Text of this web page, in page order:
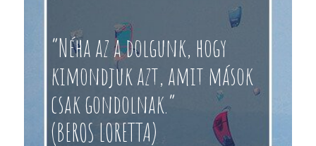
“Néha az a dolgunk, hogy
kimondjuk azt, amit mások
csak gondolnak.”
(BEROS LORETTA)